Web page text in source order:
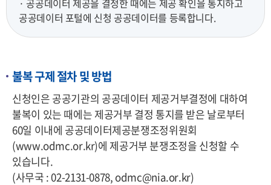
· 공공데이터 제공을 결정한 때에는 제공 확인을 통지하고
공공데이터 포털에 신청 공공데이터를 등록합니다.
불복 구제 절차 및 방법
신청인은 공공기관의 공공데이터 제공거부결정에 대하여
불복이 있는 때에는 제공거부 결정 통지를 받은 날로부터
60일 이내에 공공데이터제공분쟁조정위원회
(www.odmc.or.kr)에 제공거부 분쟁조정을 신청할 수
있습니다.
(사무국 : 02-2131-0878, odmc@nia.or.kr)